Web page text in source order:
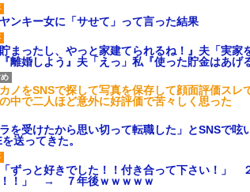
ヤンキー女に「サせて」って言った結果
まったし、やっと家建てられるね！』夫「実家
離婚しよう』夫「えっ」私『使った貯金はあ
ノをSNSで探して写真を保存して顔面評価スレ
中で二人ほど意外に好評価で苦々しく思った
ラを受けたから思い切って転職した」とSNSで
送ってきた。
ずっと好きでした！！付き合って下さい！」
！！」 → ７年後ｗｗｗｗｗ